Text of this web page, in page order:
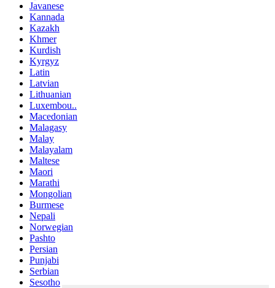
Javanese
Kannada
Kazakh
Khmer
Kurdish
Kyrgyz
Latin
Latvian
Lithuanian
Luxembou..
Macedonian
Malagasy
Malay
Malayalam
Maltese
Maori
Marathi
Mongolian
Burmese
Nepali
Norwegian
Pashto
Persian
Punjabi
Serbian
Sesotho